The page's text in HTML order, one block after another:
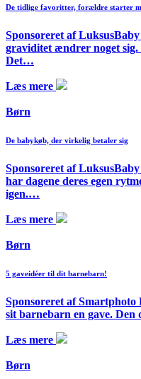
De tidlige favoritter, forældre starter
Sponsoreret af
graviditet ændrer noget
Det…
Læs mere
Børn
De babykøb, der virkelig betaler sig
Sponsoreret af
har dagene deres egen
igen.…
Læs mere
Børn
5 gaveidéer til dit barnebarn!
Sponsoreret af
sit barnebarn en gave.
Læs mere
Børn